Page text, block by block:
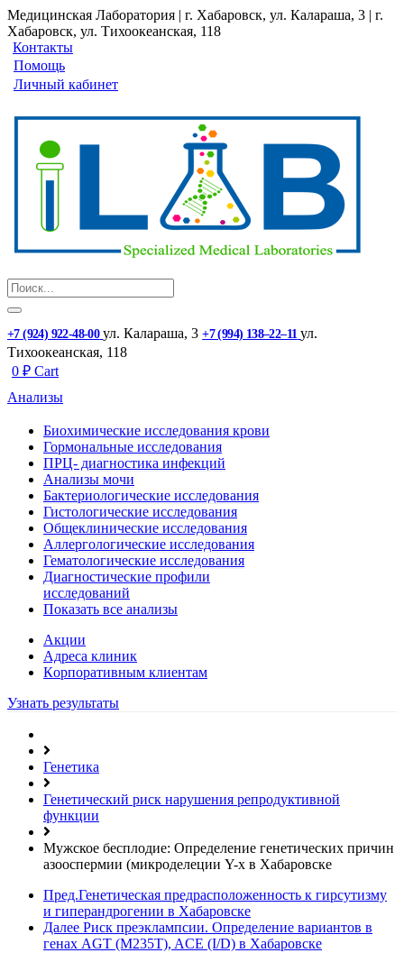
Медицинская Лаборатория | г. Хабаровск, ул. Калараша, 3 | г.
Хабаровск, ул. ​Тихоокеанская, 118
Контакты
Помощь
Личный кабинет
+7 (924) 922-48-00 ул. ​Калараша, 3 +7 (994) 138‒22‒11 ул. ​
Тихоокеанская, 118
0 ₽ Cart
Анализы
Биохимические исследования крови
Гормональные исследования
ПРЦ- диагностика инфекций
Анализы мочи
Бактериологические исследования
Гистологические исследования
Общеклинические исследования
Аллергологические исследования
Гематологические исследования
Диагностические профили
исследований
Показать все анализы
Акции
Адреса клиник
Кoрпоративным клиентам
Узнать результаты
Генетика
Генетический риск нарушения репродуктивной
функции
Мужское бесплодие: Определение генетических причин
азооспермии (микроделеции Y-х в Хабаровске
Пред.Генетическая предрасположенность к гирсутизму
и гиперандрогении в Хабаровске
Далее Риск преэклампсии. Определение вариантов в
генах AGT (M235T), ACE (I/D) в Хабаровске